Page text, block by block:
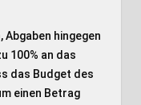
hingegen
100% an das
das Budget des
einen Betrag